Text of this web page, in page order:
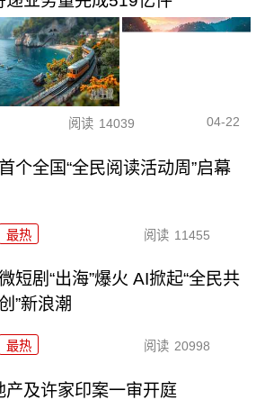
阅读 14039 04-22
首个全国“全民阅读活动周”启幕
最热 阅读 11455
短剧“出海”爆火 AI掀起“全民共
”新浪潮
最热 阅读 20998
及许家印案一审开庭